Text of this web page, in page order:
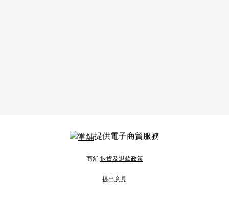
提供電子商貿服務
商舖退貨及退款政策
提出意見